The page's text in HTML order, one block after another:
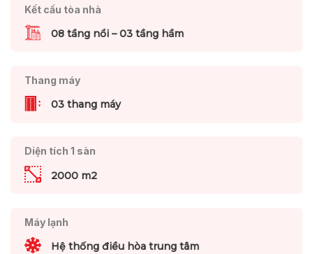
Kết cấu tòa nhà
08 tầng nổi – 03 tầng hầm
Thang máy
03 thang máy
Diện tích 1 sàn
2000 m2
Máy lạnh
Hệ thống điều hòa trung tâm